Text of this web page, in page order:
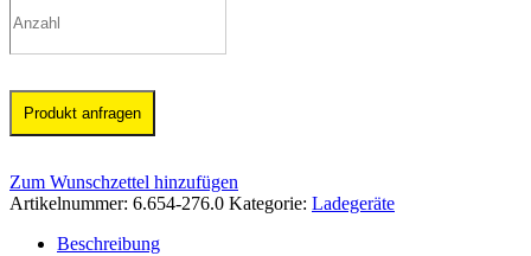
Produkt anfragen
Zum Wunschzettel hinzufügen
Artikelnummer: 6.654-276.0 Kategorie: Ladegeräte
Beschreibung